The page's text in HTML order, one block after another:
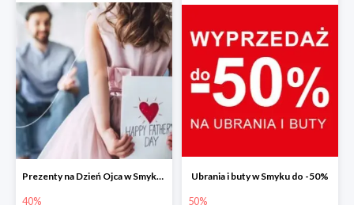
Prezenty na Dzień Ojca w Smyku do -40%
40%
Ubrania i buty w Smyku do -50%
50%